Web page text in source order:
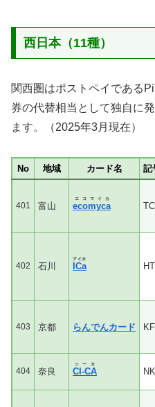
西日本（11種）
関西圏はポストペイである
券の代替相当として独自に
ます。（2025年3月現在）
No 地域 カード名 記
401 富山 ecomyca
エコマイカ
TC
402 石川 ICa
アイカ
HT
403 京都 らんでんカード KF
404 奈良 CI-CA
シーカ
NK